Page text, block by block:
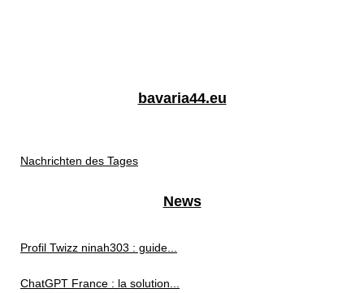
bavaria44.eu
Nachrichten des Tages
News
Profil Twizz ninah303 : guide...
ChatGPT France : la solution...